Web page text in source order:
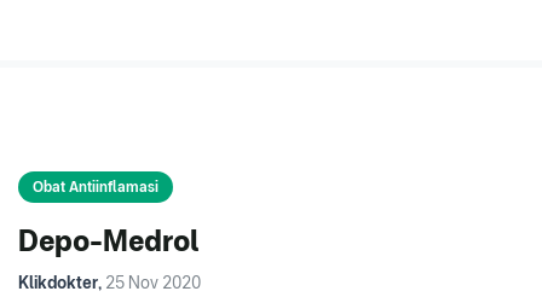
Obat Antiinflamasi
Depo-Medrol
Klikdokter, 25 Nov 2020